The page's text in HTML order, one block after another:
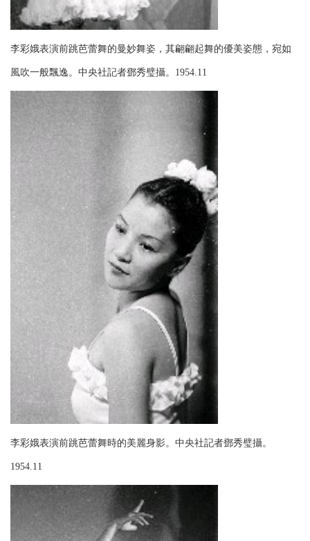
李彩娥表演前跳芭蕾舞的曼妙舞姿，其翩翩起舞的優美姿態，宛如
風吹一般飄逸。中央社記者鄧秀璧攝。1954.11
李彩娥表演前跳芭蕾舞時的美麗身影。中央社記者鄧秀璧攝。
1954.11